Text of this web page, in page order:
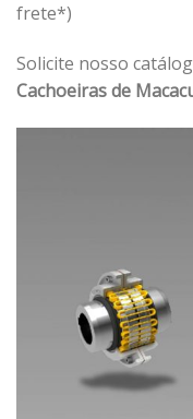
frete*)
Solicite nosso
Cachoeiras de